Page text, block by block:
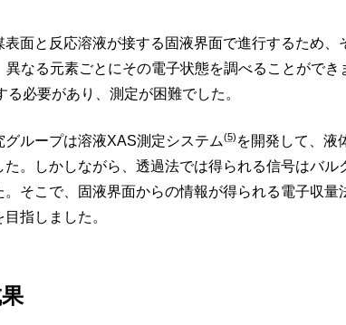
面と反応溶液が接する固液界面で進行するため
異なる元素ごとにその電子状態を調べることがで
る必要があり、測定が困難でした。
ループは溶液XAS測定システム(5)を開発して、液
た。しかしながら、透過法では得られる信号はバ
。そこで、固液界面からの情報が得られる電子収
指しました。